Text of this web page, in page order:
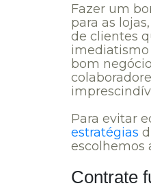
​Fazer um
para as
de clientes
imediatismo
bom
Para evitar
estratégias
escolhemos
Contrate